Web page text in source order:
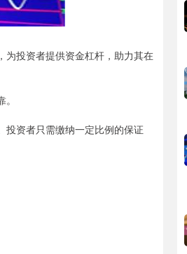
为投资者提供资金杠杆，助力其在
投资者只需缴纳一定比例的保证